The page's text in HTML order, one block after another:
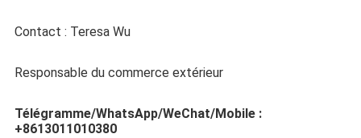
Contact : Teresa Wu
Responsable du commerce extérieur
Télégramme/WhatsApp/WeChat/Mobile :
+8613011010380